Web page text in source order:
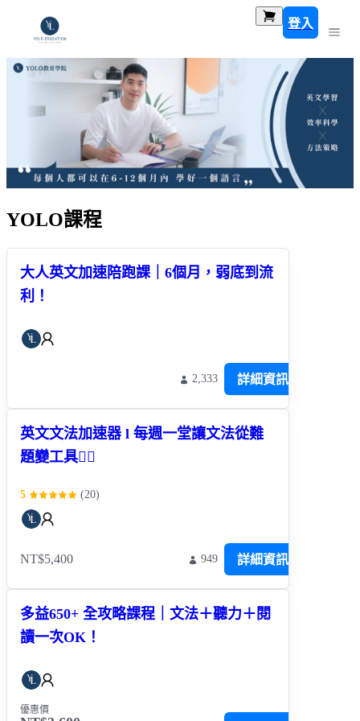
登入
YOLO課程
大人英文加速陪跑課｜6個月，弱底到流
利！
2,333 詳細資訊
英文文法加速器 l 每週一堂讓文法從難
題變工具✍🏻
5 (20)
NT$5,400 949 詳細資訊
多益650+ 全攻略課程｜文法＋聽力＋閱
讀一次OK！
優惠價